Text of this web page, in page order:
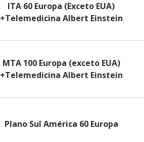
ITA 60 Europa (Exceto EUA)
+Telemedicina Albert Einstein
MTA 100 Europa (exceto EUA)
+Telemedicina Albert Einstein
Plano Sul América 60 Europa